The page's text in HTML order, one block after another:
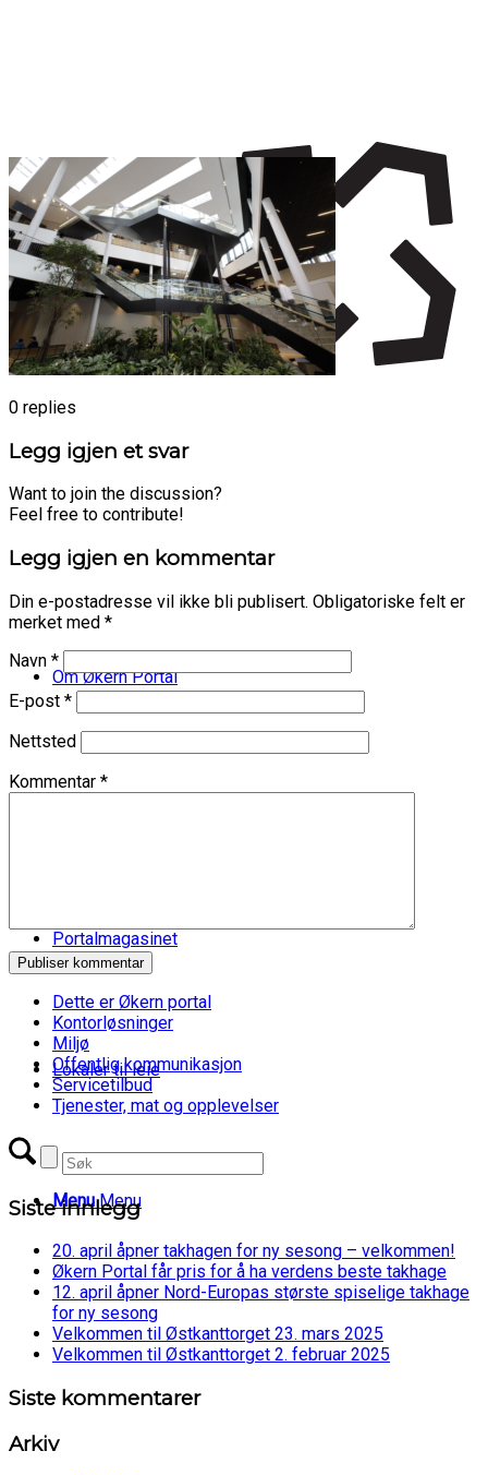
Om Økern Portal
Portalmagasinet
Lokaler til leie
Menu Menu
0 replies
Legg igjen et svar
Want to join the discussion?
Feel free to contribute!
Legg igjen en kommentar
Din e-postadresse vil ikke bli publisert. Obligatoriske felt er
merket med *
Navn *
E-post *
Nettsted
Kommentar *
Dette er Økern portal
Kontorløsninger
Miljø
Offentlig kommunikasjon
Servicetilbud
Tjenester, mat og opplevelser
Siste innlegg
20. april åpner takhagen for ny sesong – velkommen!
Økern Portal får pris for å ha verdens beste takhage
12. april åpner Nord-Europas største spiselige takhage
for ny sesong
Velkommen til Østkanttorget 23. mars 2025
Velkommen til Østkanttorget 2. februar 2025
Siste kommentarer
Arkiv